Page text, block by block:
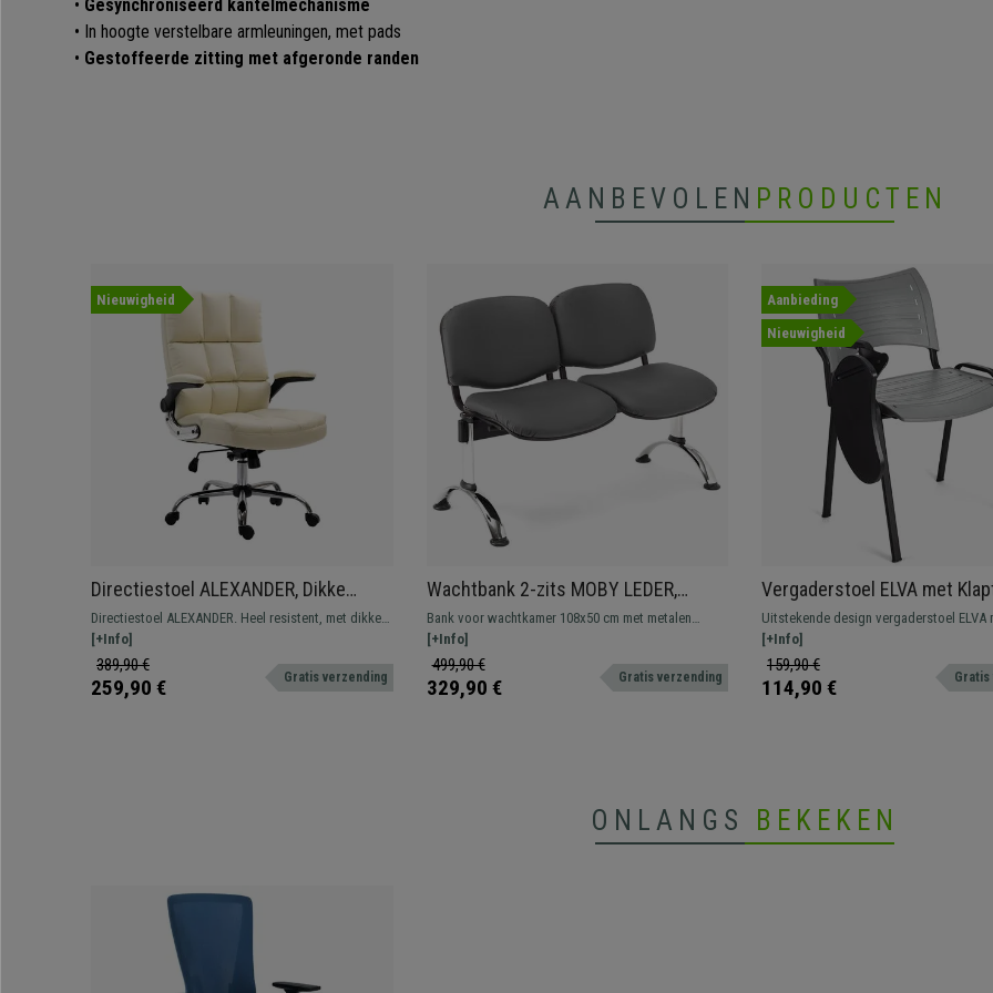
• Gesynchroniseerd kantelmechanisme
• In hoogte verstelbare armleuningen, met pads
• Gestoffeerde zitting met afgeronde randen
AANBEVOLEN PRODUCTEN
Nieuwigheid
Directiestoel ALEXANDER, Dikke
Vulling, Opklapbare Armleuningen, in
Beige Leder
Directiestoel ALEXANDER. Heel resistent, met dikke
vulling bekleed met synthetisch leder, verkrijgbaar in
verschillende kleuren.
[+Info]
389,90 €
259,90 € Gratis verzending
Wachtbank 2-zits MOBY LEDER,
Metalen Structuur, Dikke Vulling, Grijs
Bank voor wachtkamer 108x50 cm met metalen
structuur. Zeer resistent, dikke comfortabele vulling,
lederen bekleding. Verkrijgbaar in verschillende
kleuren en configuraties.
[+Info]
499,90 €
329,90 € Gratis verzending
Aanbieding
Nieuwigheid
Vergaderstoel ELVA met
Stapelbaar en Praktisch,
Poten en Grijze Kleur
Uitstekende design vergaderstoel ELVA
Klaptafeltje. Het perfecte model voor
naar stevigheid, comfort en
voor wachtkamers, vergaderruimtes,
[+Info]
159,90 €
114,90 € Gratis
ONLANGS BEKEKEN